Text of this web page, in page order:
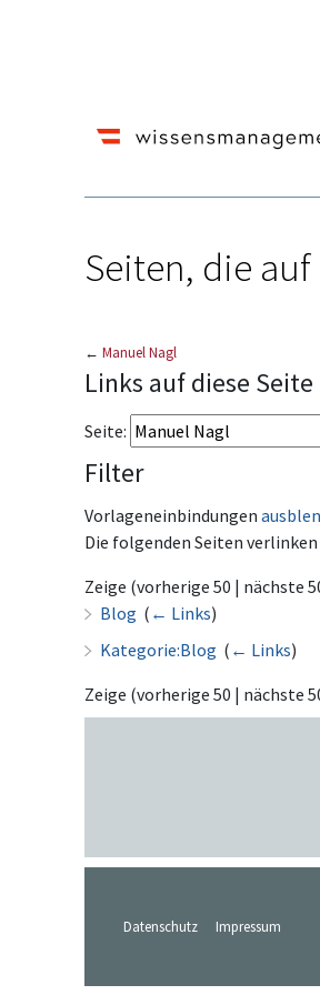
Seiten, die
← Manuel Nagl
Wechseln zu:Navigation,Suche
Links auf diese Seite
Seite:
Filter
Vorlageneinbindungen
Die folgenden Seiten
Zeige (vorherige 50 | nächste
Blog ( ← Links)
Kategorie:Blog ( ← Links)
Zeige (vorherige 50 | nächste
Datenschutz Impressum